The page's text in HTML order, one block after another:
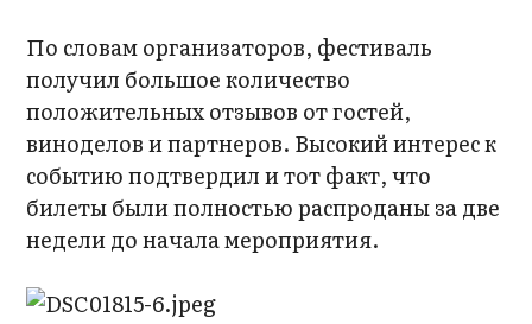
По словам организаторов, фестиваль
получил большое количество
положительных отзывов от гостей,
виноделов и партнеров. Высокий интерес к
событию подтвердил и тот факт, что
билеты были полностью распроданы за две
недели до начала мероприятия.